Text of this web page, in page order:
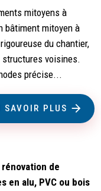
mitoyens à
bâtiment mitoyen à
du chantier,
structures voisines.
précise...
SAVOIR PLUS
de
en alu, PVC ou bois